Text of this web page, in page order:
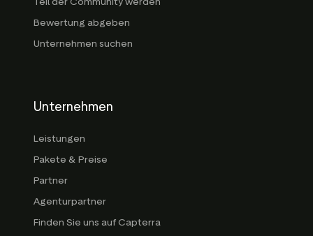
Bewertung abgeben
Unternehmen suchen
Unternehmen
Leistungen
Pakete & Preise
Partner
Agenturpartner
Finden Sie uns auf Capterra